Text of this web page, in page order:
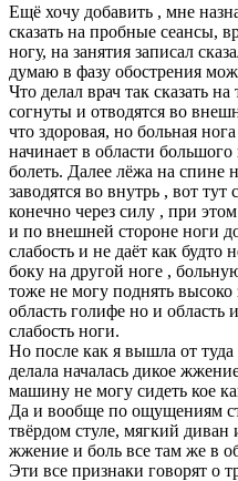
Ещё хочу добавить , мне
сказать на пробные сеансы,
ногу, на занятия записал
думаю в фазу обострения
Что делал врач так сказать
согнуты и отводятся во
что здоровая, но больная
начинает в области
болеть. Далее лёжа на спине
заводятся во внутрь , вот
конечно через силу , при
и по внешней стороне ноги
слабость и не даёт как будто
боку на другой ноге ,
тоже не могу поднять высоко
область голифе но и
слабость ноги.
Но после как я вышла от
делала началась дикое
машину не могу сидеть кое
Да и вообще по ощущениям
твёрдом стуле, мягкий
жжение и боль все там же в
Эти все признаки говорят о